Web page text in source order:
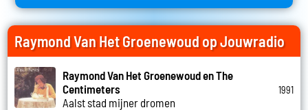
Raymond Van Het Groenewoud op Jouwradio
Raymond Van Het Groenewoud en The
Centimeters
Aalst stad mijner dromen
1991